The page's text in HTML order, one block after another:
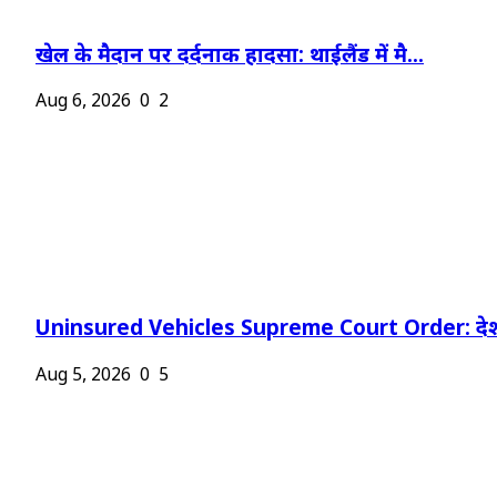
खेल के मैदान पर दर्दनाक हादसा: थाईलैंड में मै...
Aug 6, 2026 0 2
Uninsured Vehicles Supreme Court Order:
Aug 5, 2026 0 5